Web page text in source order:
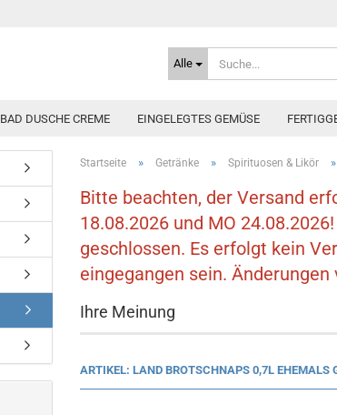
Alle
BAD DUSCHE CREME EINGELEGTES GEMÜSE
Startseite » Getränke » Spirituosen & Likör »
Bitte beachten, der Versand
18.08.2026 und MO
geschlossen. Es erfolgt kein
eingegangen sein.
Ihre Meinung
ARTIKEL: LAND BROTSCHNAPS 0,7L EHEMALS